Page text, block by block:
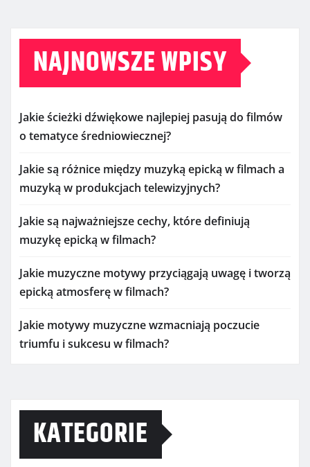
NAJNOWSZE WPISY
Jakie ścieżki dźwiękowe najlepiej pasują do filmów
o tematyce średniowiecznej?
Jakie są różnice między muzyką epicką w filmach a
muzyką w produkcjach telewizyjnych?
Jakie są najważniejsze cechy, które definiują
muzykę epicką w filmach?
Jakie muzyczne motywy przyciągają uwagę i tworzą
epicką atmosferę w filmach?
Jakie motywy muzyczne wzmacniają poczucie
triumfu i sukcesu w filmach?
KATEGORIE